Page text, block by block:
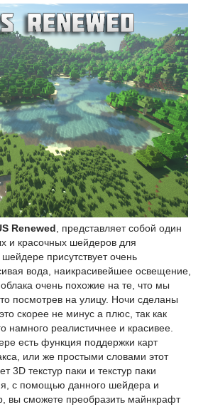
Renewed , представляет собой один
и красочных шейдеров для
присутствует очень
вода, наикрасивейшее освещение,
очень похожие на те, что мы
посмотрев на улицу. Ночи сделаны
скорее не минус а плюс, так как
намного реалистичнее и красивее.
есть функция поддержки карт
или же простыми словами этот
3D текстур паки и текстур паки
с помощью данного шейдера и
вы сможете преобразить майнкрафт